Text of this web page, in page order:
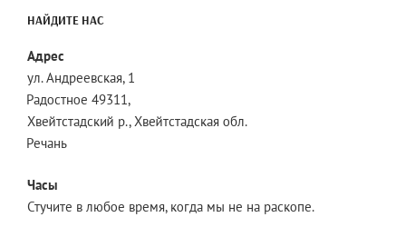
НАЙДИТЕ НАС
Адрес
ул. Андреевская, 1
Радостное 49311,
Хвейтстадский р., Хвейтстадская обл.
Речань
Часы
Стучите в любое время, когда мы не на раскопе.